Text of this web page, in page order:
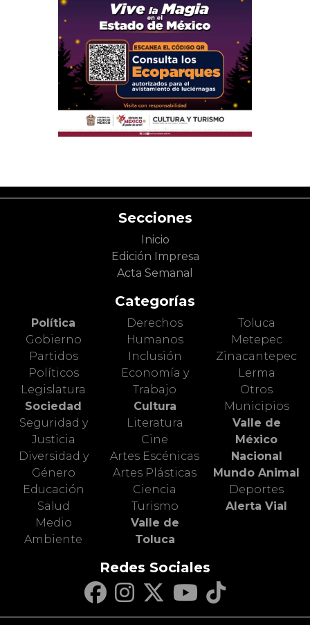
Secciones
Inicio
Edición Impresa
Acta Semanal
Categorías
Política
Gobierno
Partidos
Políticos
Legislatura
Sociedad
Seguridad y
Justicia
Diversidad y
Género
Educación
Salud
Medio
Ambiente
Derechos
Humanos
Inclusión
Economía y
Trabajo
Cultura
Literatura
Cine
Artes Escénicas
Artes Plásticas
Ciencia
Turismo
Valle de
Toluca
Toluca
Metepec
Zinacantepec
Lerma
Otros
Municipios
Valle de
México
Nacional
Mundo Animal
Deportes
Alerta Vial
Redes Sociales